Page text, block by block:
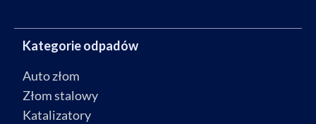
Kategorie odpadów
Auto złom
Złom stalowy
Katalizatory